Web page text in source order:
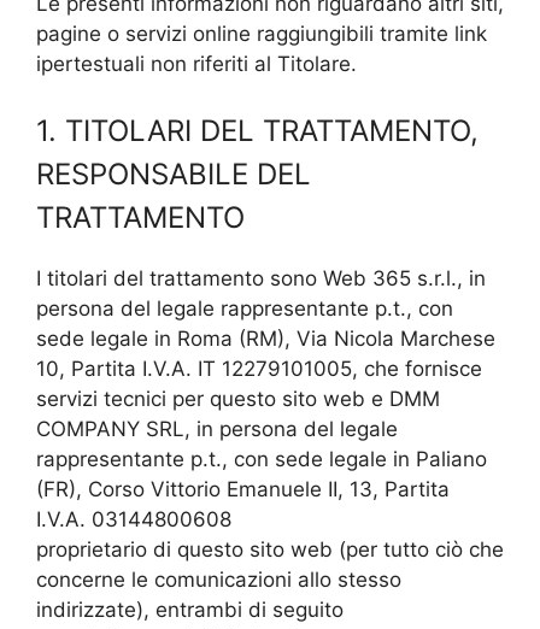
pagine o servizi online raggiungibili tramite link
ipertestuali non riferiti al Titolare.
1. TITOLARI DEL TRATTAMENTO,
RESPONSABILE DEL
TRATTAMENTO
I titolari del trattamento sono Web 365 s.r.l., in
persona del legale rappresentante p.t., con
sede legale in Roma (RM), Via Nicola Marchese
10, Partita I.V.A. IT 12279101005, che fornisce
servizi tecnici per questo sito web e DMM
COMPANY SRL, in persona del legale
rappresentante p.t., con sede legale in Paliano
(FR), Corso Vittorio Emanuele II, 13, Partita
I.V.A. 03144800608
proprietario di questo sito web (per tutto ciò che
concerne le comunicazioni allo stesso
indirizzate), entrambi di seguito